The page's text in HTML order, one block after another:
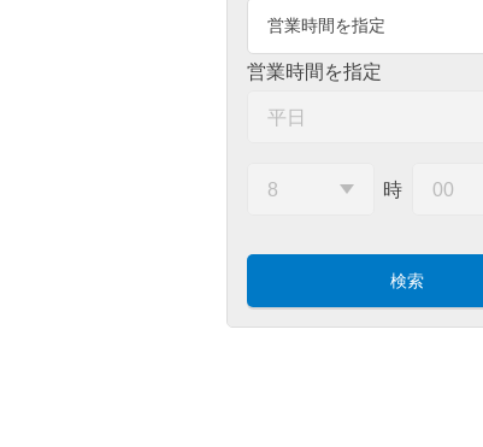
営業時間を指定
営業時間を指定
時